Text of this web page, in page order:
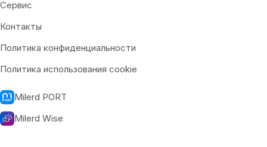
Сервис
Контакты
Политика конфиденциальности
Политика использования cookie
Milerd PORT
Milerd Wise